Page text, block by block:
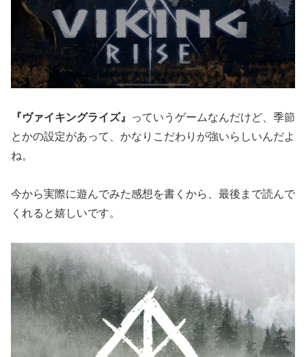
『ヴァイキングライズ』
っていうゲームなんだけど、季節
とかの設定があって、かなりこだわりが強いらしいんだよ
ね。
今から実際に遊んでみた感想を書くから、最後まで読んで
くれると嬉しいです。